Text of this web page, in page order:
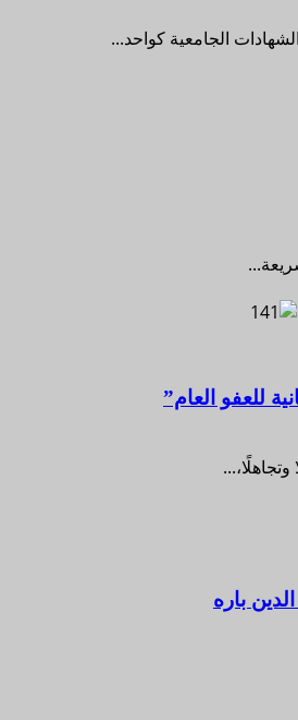
الجامعية كواحد...
للعفو العام”
باره